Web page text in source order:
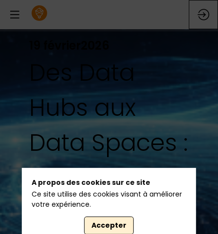
Des Data
Hubs aux
Data Spaces :
une
révolution
A propos des cookies sur ce site
Ce site utilise des cookies visant à améliorer
votre expérience.
Accepter